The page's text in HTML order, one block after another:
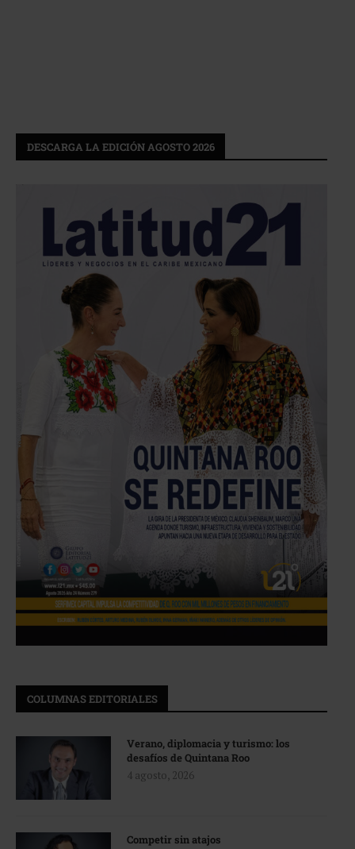
DESCARGA LA EDICIÓN AGOSTO 2026
COLUMNAS EDITORIALES
Verano, diplomacia y turismo: los
desafíos de Quintana Roo
4 agosto, 2026
Competir sin atajos